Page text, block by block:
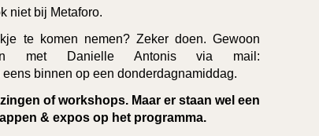
niet bij Metaforo.
te komen nemen? Zeker doen. Gewoon
met Danielle Antonis via mail:
eens binnen op een donderdagnamiddag.
of workshops. Maar er staan wel een
& expos op het programma.